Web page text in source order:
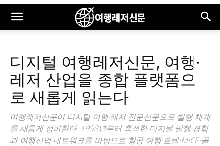
디지털 여행레저신문, 여행·
레저 산업을 종합 플랫폼으
로 새롭게 읽는다
여행레저신문이 디지털 여행·레저 전문신문으로 발행 체계
를 새롭게 정비한다. 1998년부터 축적한 디지털 발행 경험
과 여행산업 네트워크를 바탕으로 항공·여행·호텔·MICE·골